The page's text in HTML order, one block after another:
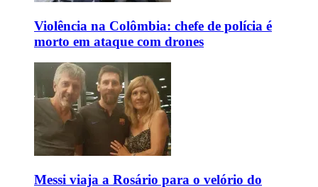
Violência na Colômbia: chefe de polícia é
morto em ataque com drones
Messi viaja a Rosário para o velório do